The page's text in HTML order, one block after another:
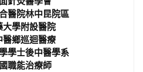
醫院林中昆院區
大學附設醫院
醫鄉巡迴醫療
學士後中醫學系
職能治療師